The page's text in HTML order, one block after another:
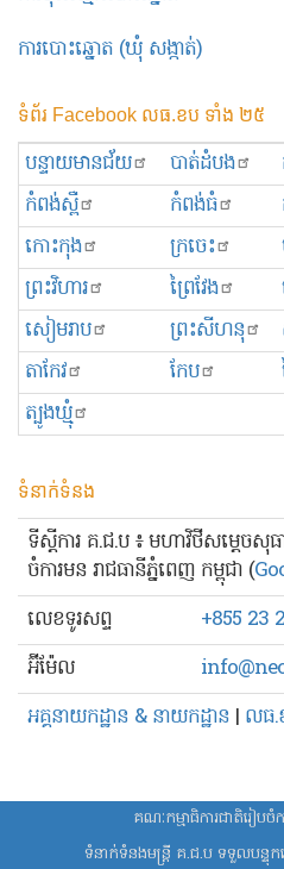
ការបោះឆ្នោត (ឃុំ សង្កាត់)
ទំព័រ Facebook លធ.ខប ទាំង ២៥
បន្ទាយមានជ័យ បាត់ដំបង
កំពង់ស្ពឺ
កំពង់ធំ
កោះកុង
ក្រចេះ
ព្រះ​វិហារ
ព្រៃវែង
សៀមរាប
ព្រះសីហនុ
តាកែវ
កែប
ត្បូងឃ្មុំ
ទំនាក់ទំនង
ទីស្ដីការ គ.ជ.ប ៖ មហាវិថីសម្ដេចសុ
ចំការមន រាជធានីភ្នំពេញ កម្ពុជា (
លេខ​ទូរសព្ទ
+855 23
អ៊ីម៉ែល
អគ្គនាយកដ្ឋាន & នាយកដ្ឋាន | លធ.
គណៈកម្មាធិការជាតិរៀបចំ
ទំនាក់ទំនងមន្ត្រី គ.ជ.ប ទទួលបន្ទុក